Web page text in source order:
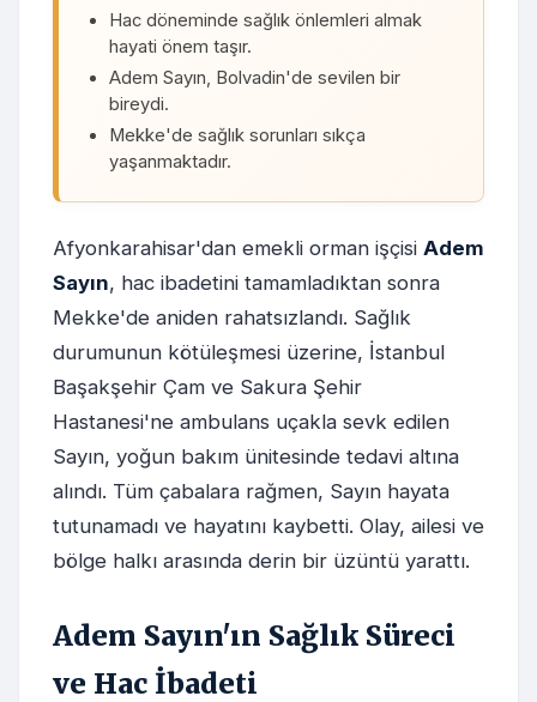
Hac döneminde sağlık önlemleri almak
hayati önem taşır.
Adem Sayın, Bolvadin'de sevilen bir
bireydi.
Mekke'de sağlık sorunları sıkça
yaşanmaktadır.
Afyonkarahisar'dan emekli orman işçisi Adem
Sayın, hac ibadetini tamamladıktan sonra
Mekke'de aniden rahatsızlandı. Sağlık
durumunun kötüleşmesi üzerine, İstanbul
Başakşehir Çam ve Sakura Şehir
Hastanesi'ne ambulans uçakla sevk edilen
Sayın, yoğun bakım ünitesinde tedavi altına
alındı. Tüm çabalara rağmen, Sayın hayata
tutunamadı ve hayatını kaybetti. Olay, ailesi ve
bölge halkı arasında derin bir üzüntü yarattı.
Adem Sayın'ın Sağlık Süreci
ve Hac İbadeti